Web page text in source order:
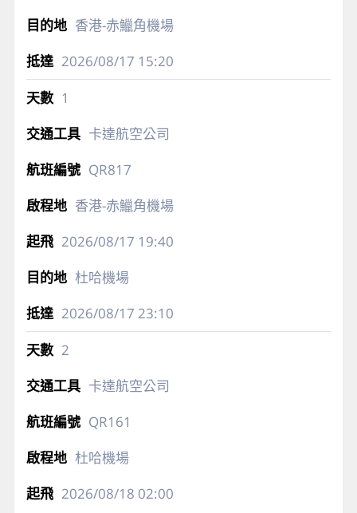
香港-赤鱲角機場
2026/08/17 15:20
1
卡達航空公司
QR817
香港-赤鱲角機場
2026/08/17 19:40
杜哈機場
2026/08/17 23:10
2
卡達航空公司
QR161
杜哈機場
2026/08/18 02:00